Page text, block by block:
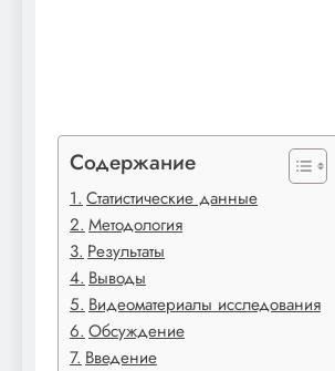
Содержание
Статистические данные
Методология
Результаты
Выводы
Видеоматериалы исследования
Обсуждение
Введение